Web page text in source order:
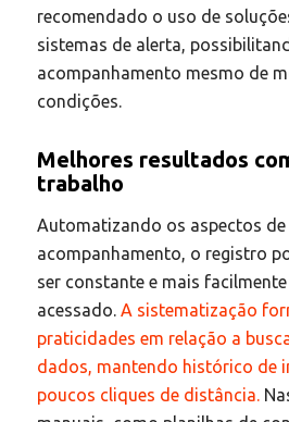
recomendado o uso de
sistemas de alerta,
acompanhamento mesmo de
condições.
Melhores resultados
trabalho
Automatizando os aspectos de
acompanhamento, o registro
ser constante e mais facilmente
acessado. A sistematização
praticidades em relação a
dados, mantendo histórico de
poucos cliques de distância.